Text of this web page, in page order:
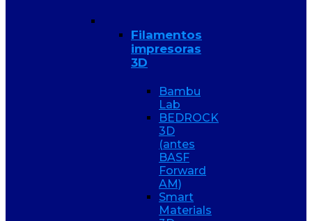
Filamentos
impresoras
3D
Bambu
Lab
BEDROCK
3D
(antes
BASF
Forward
AM)
Smart
Materials